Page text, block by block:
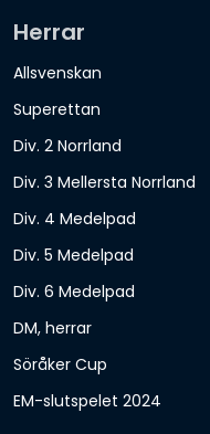
Herrar
Allsvenskan
Superettan
Div. 2 Norrland
Div. 3 Mellersta Norrland
Div. 4 Medelpad
Div. 5 Medelpad
Div. 6 Medelpad
DM, herrar
Söråker Cup
EM-slutspelet 2024